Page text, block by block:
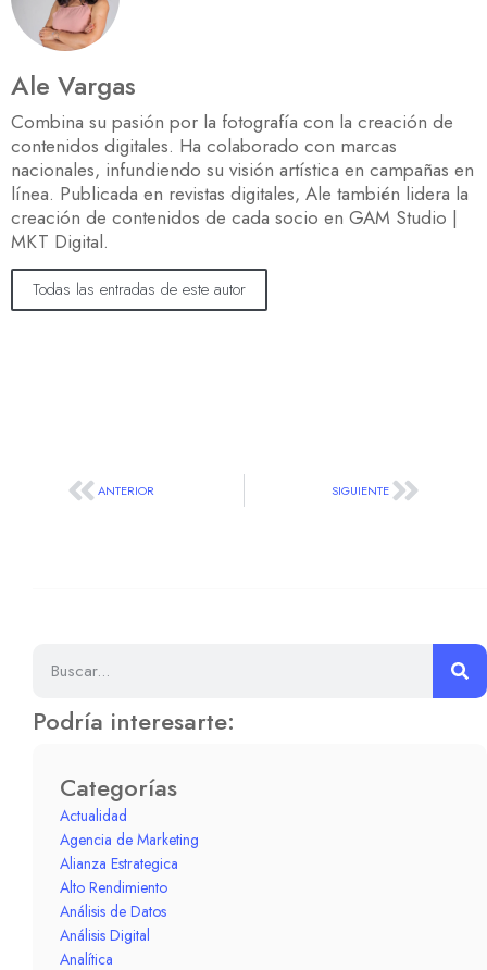
Ale Vargas
Combina su pasión por la fotografía con la creación de
contenidos digitales. Ha colaborado con marcas
nacionales, infundiendo su visión artística en campañas en
línea. Publicada en revistas digitales, Ale también lidera la
creación de contenidos de cada socio en GAM Studio |
MKT Digital.
Todas las entradas de este autor
ANTERIOR SIGUIENTE
Podría interesarte:
Categorías
Actualidad
Agencia de Marketing
Alianza Estrategica
Alto Rendimiento
Análisis de Datos
Análisis Digital
Analítica